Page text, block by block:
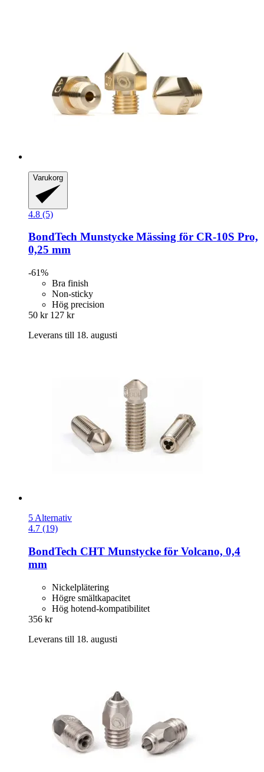
Varukorg
4.8 (5)
BondTech Munstycke Mässing för CR-​10S Pro,
0,25 mm
-61%
Bra finish
Non-sticky
Hög precision
50 kr 127 kr
Leverans till 18. augusti
5 Alternativ
4.7 (19)
BondTech CHT Munstycke för Volcano, 0,4
mm
Nickelplätering
Högre smältkapacitet
Hög hotend-kompatibilitet
356 kr
Leverans till 18. augusti